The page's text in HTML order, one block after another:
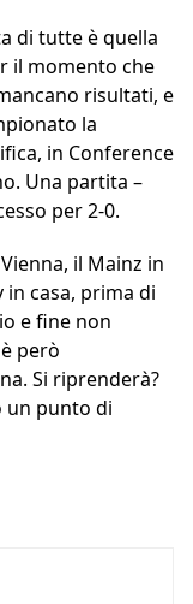
di tutte è quella
il momento che
risultati, e
la
in Conference
Una partita –
per 2-0.
il Mainz in
in casa, prima di
e fine non
però
Si riprenderà?
un punto di